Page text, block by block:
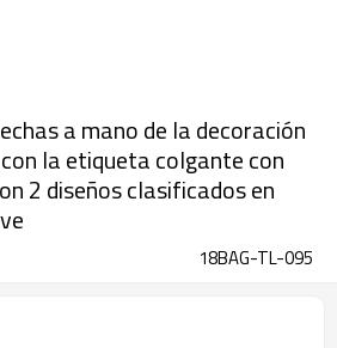
a mano de la decoración
la etiqueta colgante con
2 diseños clasificados en
18BAG-TL-095